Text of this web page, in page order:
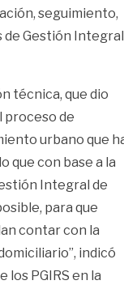
seguimiento,
de Gestión Integral
técnica, que dio
proceso de
urbano que
que con base a la
Integral de
para que
contar con la
indicó
los PGIRS en la